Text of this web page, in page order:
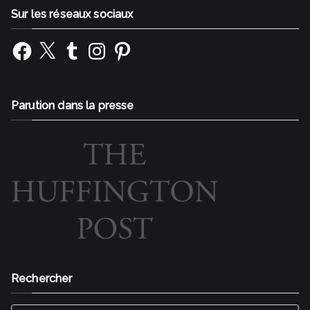
Sur les réseaux sociaux
Facebook
X TumblrInstagramPinterest
Parution dans la presse
Rechercher